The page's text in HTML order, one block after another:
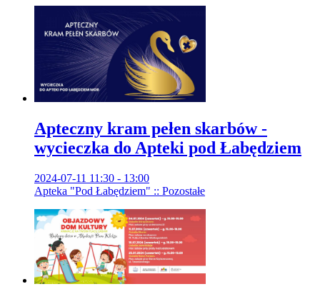
Apteczny kram pełen skarbów -
wycieczka do Apteki pod Łabędziem
2024-07-11 11:30 - 13:00
Apteka "Pod Łabędziem" :: Pozostałe